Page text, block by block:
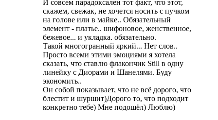
И совсем парадоксален тот факт, что этот,
скажем, свежак, не хочется носить с пучком
на голове или в майке.. Обязательный
элемент - платье.. шифоновое, женственное,
бежевое... и укладка. обязательно.
Такой многогранный яркий... Нет слов..
Просто всеми этими эмоциями я хотела
сказать, что ставлю флакончик Still в одну
линейку с Диорами и Шанелями. Буду
экономить..
Он собой показывает, что не всё дорого, что
блестит и шуршит)Дорого то, что подходит
конкретно тебе) Мне подошёл) Люблю)